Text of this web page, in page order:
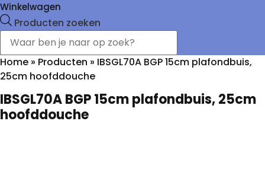
Winkelwagen
Producten zoeken
Home » Producten » IBSGL70A BGP 15cm plafondbuis,
25cm hoofddouche
IBSGL70A BGP 15cm plafondbuis, 25cm
hoofddouche